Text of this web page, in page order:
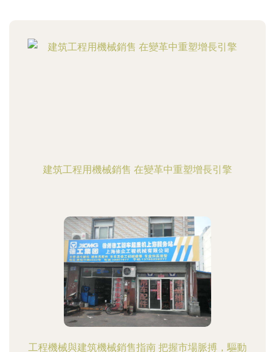
建筑工程用機械銷售 在變革中重塑增長引擎
工程機械與建筑機械銷售指南 把握市場脈搏，驅動